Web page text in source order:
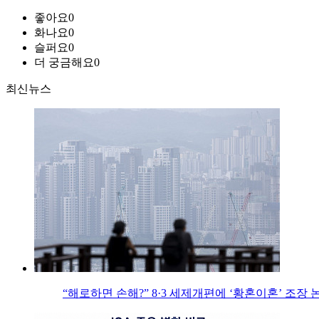
좋아요0
화나요0
슬퍼요0
더 궁금해요0
최신뉴스
“해로하면 손해?” 8·3 세제개편에 ‘황혼이혼’ 조장